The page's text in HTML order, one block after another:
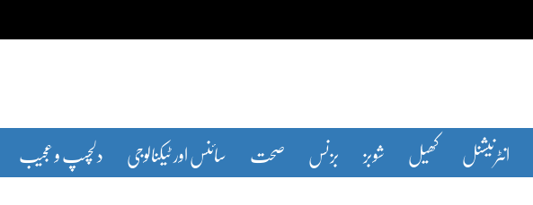
انٹرنیشنل کھیل شوبز بزنس صحت سائنس اور ٹیکنالوجی دلچسپ و عجیب